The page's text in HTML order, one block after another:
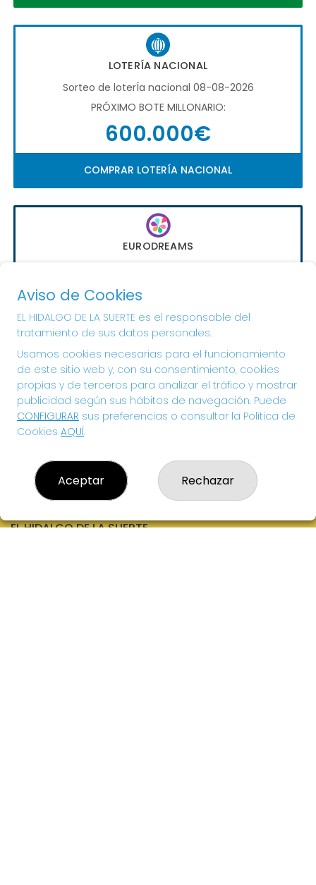
LOTERÍA NACIONAL
Sorteo de loterÍa nacional 08-08-2026
PRÓXIMO BOTE MILLONARIO:
600.000€
COMPRAR LOTERÍA NACIONAL
EURODREAMS
PRÓXIMO BOTE MILLONARIO:
20.000€
¡SUERTE!
EL HIDALGO DE LA SUERTE
Aviso de Cookies
EL HIDALGO DE LA SUERTE es el responsable del
tratamiento de sus datos personales.
Usamos cookies necesarias para el funcionamiento
de este sitio web y, con su consentimiento, cookies
propias y de terceros para analizar el tráfico y mostrar
publicidad según sus hábitos de navegación. Puede
CONFIGURAR sus preferencias o consultar la Política de
Cookies AQUÍ.
Aceptar Rechazar